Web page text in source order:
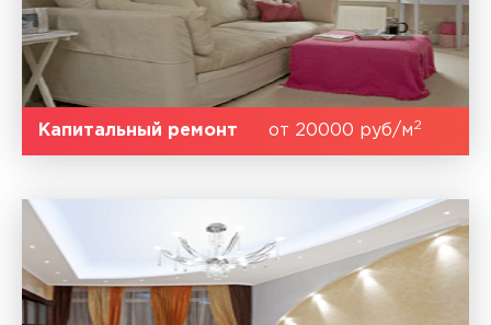
Капитальный ремонт от 20000 руб/м2